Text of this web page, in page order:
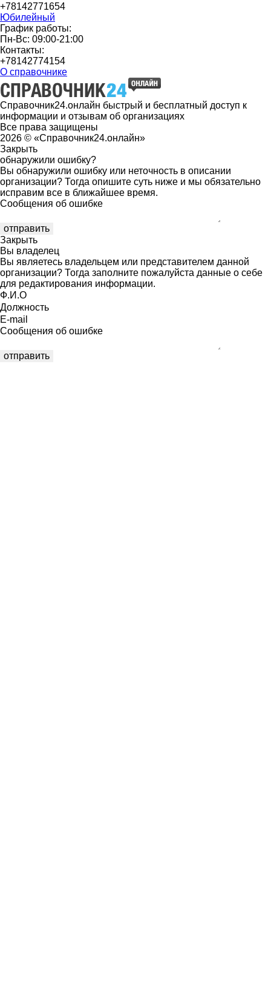
+78142771654
Юбилейный
График работы:
Пн-Вс: 09:00-21:00
Контакты:
+78142774154
О справочнике
Справочник24.онлайн быстрый и бесплатный доступ к
информации и отзывам об организациях
Все права защищены
2026 © «Справочник24.онлайн»
Закрыть
обнаружили ошибку?
Вы обнаружили ошибку или неточность в описании
организации? Тогда опишите суть ниже и мы обязательно
исправим все в ближайшее время.
Сообщения об ошибке
Закрыть
Вы владелец
Вы являетесь владельцем или представителем данной
организации? Тогда заполните пожалуйста данные о себе
для редактирования информации.
Ф.И.О
Должность
E-mail
Сообщения об ошибке